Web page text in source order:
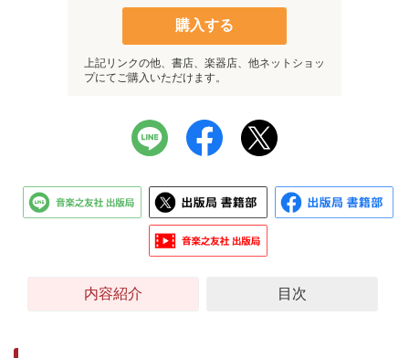
購入する
上記リンクの他、書店、楽器店、他ネットショッ
プにてご購入いただけます。
内容紹介 目次